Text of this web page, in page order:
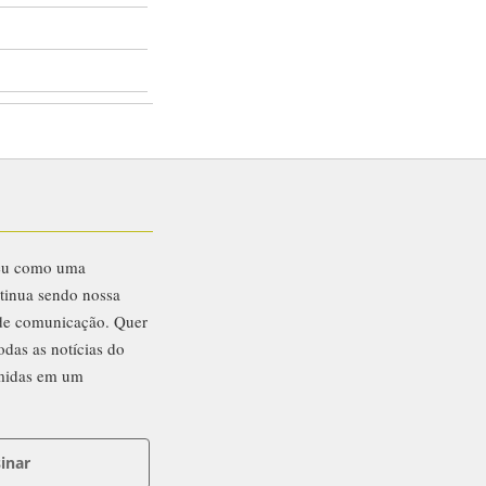
como uma
sendo nossa
comunicação. Quer
as notícias do
em um